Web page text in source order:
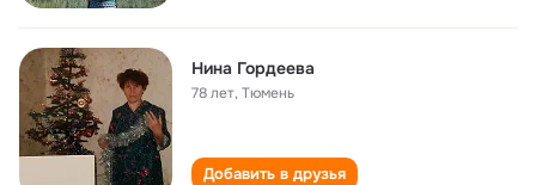
Нина Гордеева
78 лет,Тюмень
Добавить в друзья